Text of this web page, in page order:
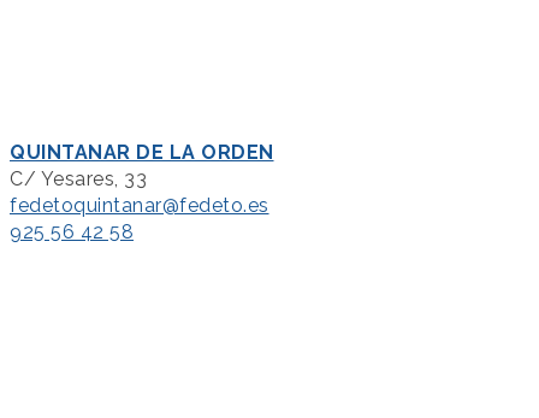
QUINTANAR DE LA ORDEN
C/ Yesares, 33
fedetoquintanar@fedeto.es
925 56 42 58